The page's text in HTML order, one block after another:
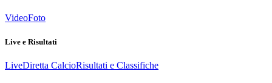
VideoFoto
Live e Risultati
LiveDiretta CalcioRisultati e Classifiche